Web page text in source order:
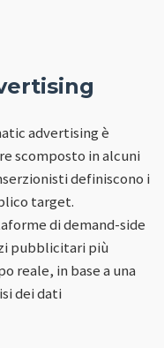
advertising è
scomposto in alcuni
definiscono i
target.
di demand-side
pubblicitari più
reale, in base a una
dei dati